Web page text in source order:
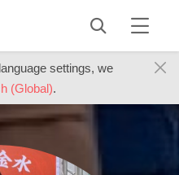
settings, we
(Global).